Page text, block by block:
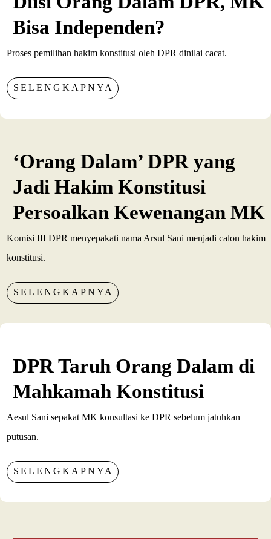
Bisa Independen?
Proses pemilihan hakim konstitusi oleh DPR dinilai cacat.
SELENGKAPNYA
‘Orang Dalam’ DPR yang
Jadi Hakim Konstitusi
Persoalkan Kewenangan MK
Komisi III DPR menyepakati nama Arsul Sani menjadi calon hakim
konstitusi.
SELENGKAPNYA
DPR Taruh Orang Dalam di
Mahkamah Konstitusi
Aesul Sani sepakat MK konsultasi ke DPR sebelum jatuhkan
putusan.
SELENGKAPNYA